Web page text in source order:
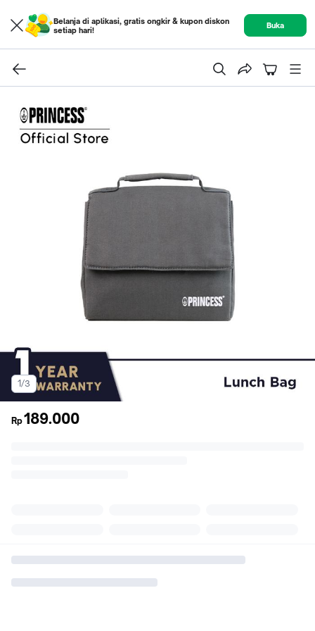
Belanja di aplikasi, gratis ongkir & kupon diskon
setiap hari!
Buka
1/3
Rp189.000